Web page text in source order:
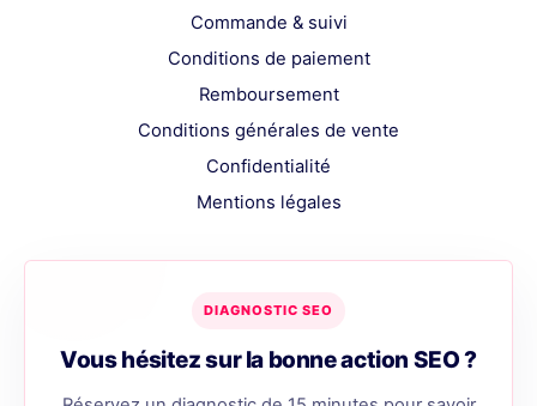
Commande & suivi
Conditions de paiement
Remboursement
Conditions générales de vente
Confidentialité
Mentions légales
DIAGNOSTIC SEO
Vous hésitez sur la bonne action SEO ?